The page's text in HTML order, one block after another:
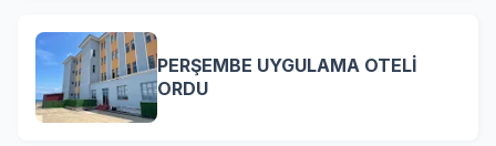
PERŞEMBE UYGULAMA OTELİ
ORDU